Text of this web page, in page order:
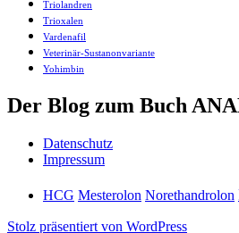
Triolandren
Trioxalen
Vardenafil
Veterinär-Sustanonvariante
Yohimbin
Der Blog zum Buch
Datenschutz
Impressum
HCG Mesterolon Norethandrolon
Stolz präsentiert von WordPress